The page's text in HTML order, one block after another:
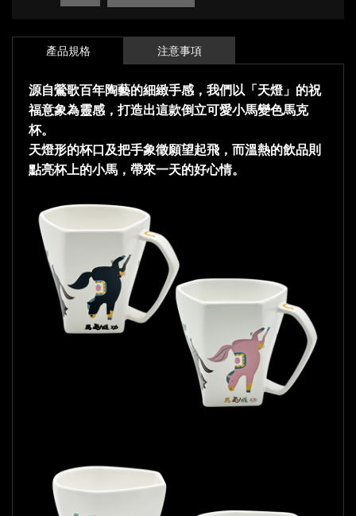
產品規格 注意事項
源自鶯歌百年陶藝的細緻手感，我們以「天燈」的祝
福意象為靈感，打造出這款倒立可愛小馬變色馬克
杯。
天燈形的杯口及把手象徵願望起飛，而溫熱的飲品則
點亮杯上的小馬，帶來一天的好心情。